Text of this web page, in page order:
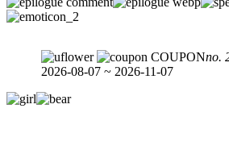
COUPONno.
2026-08-07 ~ 2026-11-07